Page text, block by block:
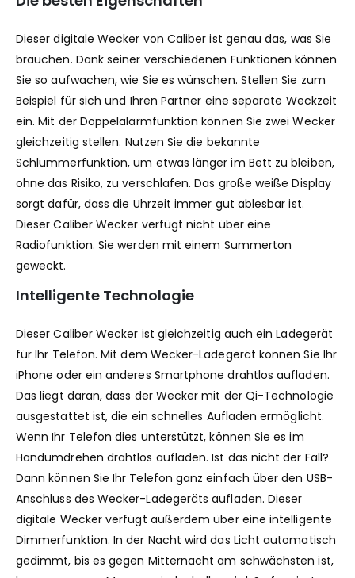
Dieser digitale Wecker von Caliber ist genau das, was Sie
brauchen. Dank seiner verschiedenen Funktionen können
Sie so aufwachen, wie Sie es wünschen. Stellen Sie zum
Beispiel für sich und Ihren Partner eine separate Weckzeit
ein. Mit der Doppelalarmfunktion können Sie zwei Wecker
gleichzeitig stellen. Nutzen Sie die bekannte
Schlummerfunktion, um etwas länger im Bett zu bleiben,
ohne das Risiko, zu verschlafen. Das große weiße Display
sorgt dafür, dass die Uhrzeit immer gut ablesbar ist.
Dieser Caliber Wecker verfügt nicht über eine
Radiofunktion. Sie werden mit einem Summerton
geweckt.
Intelligente Technologie
Dieser Caliber Wecker ist gleichzeitig auch ein Ladegerät
für Ihr Telefon. Mit dem Wecker-Ladegerät können Sie Ihr
iPhone oder ein anderes Smartphone drahtlos aufladen.
Das liegt daran, dass der Wecker mit der Qi-Technologie
ausgestattet ist, die ein schnelles Aufladen ermöglicht.
Wenn Ihr Telefon dies unterstützt, können Sie es im
Handumdrehen drahtlos aufladen. Ist das nicht der Fall?
Dann können Sie Ihr Telefon ganz einfach über den USB-
Anschluss des Wecker-Ladegeräts aufladen. Dieser
digitale Wecker verfügt außerdem über eine intelligente
Dimmerfunktion. In der Nacht wird das Licht automatisch
gedimmt, bis es gegen Mitternacht am schwächsten ist,